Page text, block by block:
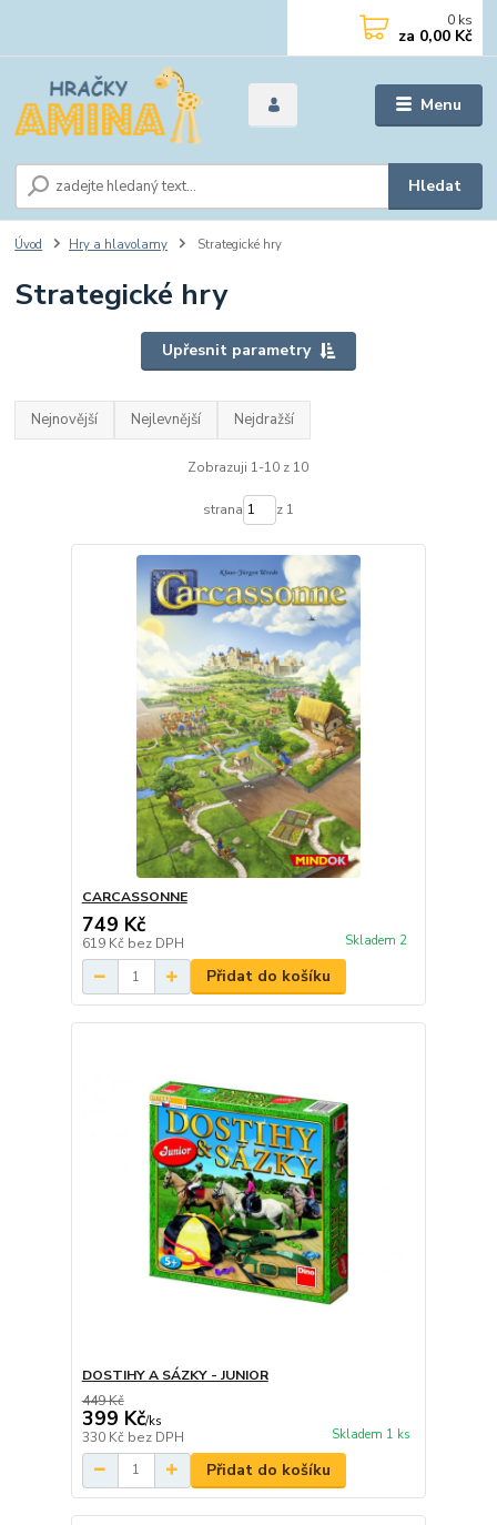
Menu
Hledat
0 ks
za 0,00 Kč
Úvod Hry a hlavolamy Strategické hry
Strategické hry
Upřesnit parametry
Nejnovější Nejlevnější Nejdražší
Zobrazuji 1-10 z 10
strana z 1
CARCASSONNE
749 Kč
619 Kč bez DPH Skladem 2
Přidat do košíku
DOSTIHY A SÁZKY - JUNIOR
449 Kč
399 Kč/ks
330 Kč bez DPH Skladem 1 ks
Přidat do košíku